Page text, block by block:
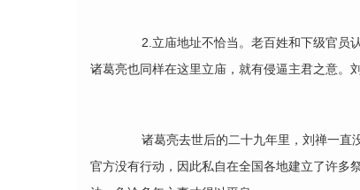
2.立庙地址不恰当。老百姓和下级官员认
诸葛亮也同样在这里立庙，就有侵逼主君之意。
诸葛亮去世后的二十九年里，刘禅一直
官方没有行动，因此私自在全国各地建立了许多